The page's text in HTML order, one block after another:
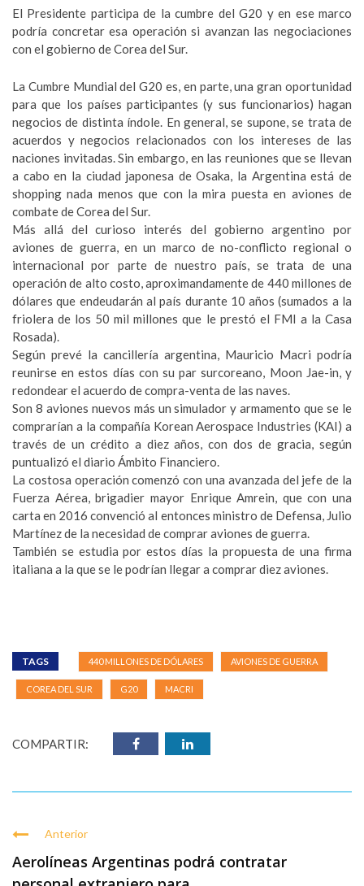
El Presidente participa de la cumbre del G20 y en ese marco
podría concretar esa operación si avanzan las negociaciones
con el gobierno de Corea del Sur.
La Cumbre Mundial del G20 es, en parte, una gran oportunidad
para que los países participantes (y sus funcionarios) hagan
negocios de distinta índole. En general, se supone, se trata de
acuerdos y negocios relacionados con los intereses de las
naciones invitadas. Sin embargo, en las reuniones que se llevan
a cabo en la ciudad japonesa de Osaka, la Argentina está de
shopping nada menos que con la mira puesta en aviones de
combate de Corea del Sur.
Más allá del curioso interés del gobierno argentino por
aviones de guerra, en un marco de no-conflicto regional o
internacional por parte de nuestro país, se trata de una
operación de alto costo, aproximandamente de 440 millones de
dólares que endeudarán al país durante 10 años (sumados a la
friolera de los 50 mil millones que le prestó el FMI a la Casa
Rosada).
Según prevé la cancillería argentina, Mauricio Macri podría
reunirse en estos días con su par surcoreano, Moon Jae-in, y
redondear el acuerdo de compra-venta de las naves.
Son 8 aviones nuevos más un simulador y armamento que se le
comprarían a la compañía Korean Aerospace Industries (KAI) a
través de un crédito a diez años, con dos de gracia, según
puntualizó el diario Ámbito Financiero.
La costosa operación comenzó con una avanzada del jefe de la
Fuerza Aérea, brigadier mayor Enrique Amrein, que con una
carta en 2016 convenció al entonces ministro de Defensa, Julio
Martínez de la necesidad de comprar aviones de guerra.
También se estudia por estos días la propuesta de una firma
italiana a la que se le podrían llegar a comprar diez aviones.
TAGS 440 MILLONES DE DÓLARES AVIONES DE GUERRA
COREA DEL SUR G20 MACRI
COMPARTIR:
Anterior
Aerolíneas Argentinas podrá contratar